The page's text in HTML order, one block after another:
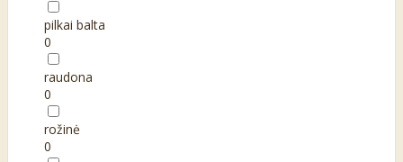
pilkai balta
0
raudona
0
rožinė
0